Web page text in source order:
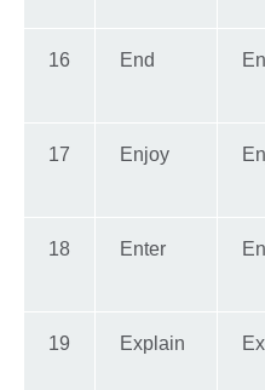
16 End
17 Enjoy
18 Enter
19 Explain